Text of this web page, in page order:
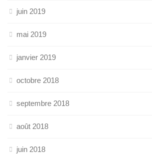
juin 2019
mai 2019
janvier 2019
octobre 2018
septembre 2018
août 2018
juin 2018